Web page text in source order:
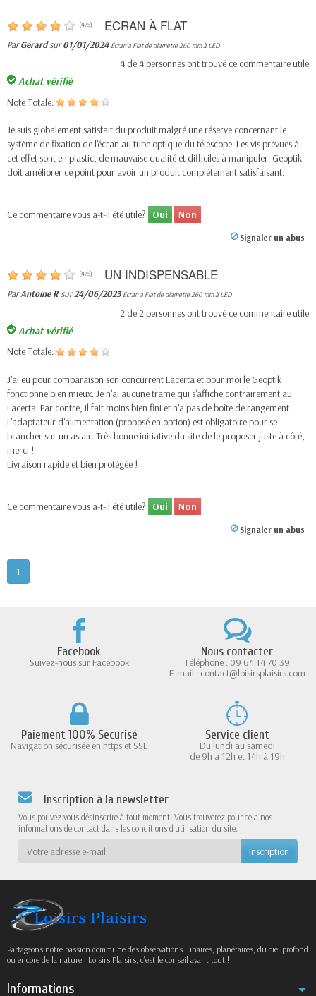
(4/5) ECRAN À FLAT
ParGérardsur01/01/2024 Écran à Flat de diamètre 260 mm à LED
4 de4personnes ont trouvé ce commentaire utile
Achat vérifié
Note Totale:
Je suis globalement satisfait du produit malgré une réserve concernant le
système de fixation de l'écran au tube optique du télescope. Les vis prévues à
cet effet sont en plastic, de mauvaise qualité et difficiles à manipuler. Geoptik
doit améliorer ce point pour avoir un produit complètement satisfaisant.
Ce commentaire vous a-t-il été utile? Oui Non
Signaler un abus
(4/5) UN INDISPENSABLE
ParAntoine Rsur24/06/2023 Écran à Flat de diamètre 260 mm à LED
2 de2personnes ont trouvé ce commentaire utile
Achat vérifié
Note Totale:
J'ai eu pour comparaison son concurrent Lacerta et pour moi le Geoptik
fonctionne bien mieux. Je n'ai aucune trame qui s'affiche contrairement au
Lacerta. Par contre, il fait moins bien fini et n'a pas de boîte de rangement.
L'adaptateur d'alimentation (proposé en option) est obligatoire pour se
brancher sur un asiair. Très bonne initiative du site de le proposer juste à côté,
merci !
Livraison rapide et bien protégée !
Ce commentaire vous a-t-il été utile? Oui Non
Signaler un abus
1
Facebook
Suivez-nous sur Facebook
Nous contacter
Téléphone : 09 64 14 70 39
E-mail : contact@loisirsplaisirs.com
Paiement 100% Securisé
Navigation sécurisée en https et SSL
Service client
Du lundi au samedi
de 9h à 12h et 14h à 19h
Inscription à la newsletter
Vous pouvez vous désinscrire à tout moment. Vous trouverez pour cela nos
informations de contact dans les conditions d'utilisation du site.
Partageons notre passion commune des observations lunaires, planétaires, du ciel profond
ou encore de la nature : Loisirs Plaisirs, c’est le conseil avant tout !
Informations